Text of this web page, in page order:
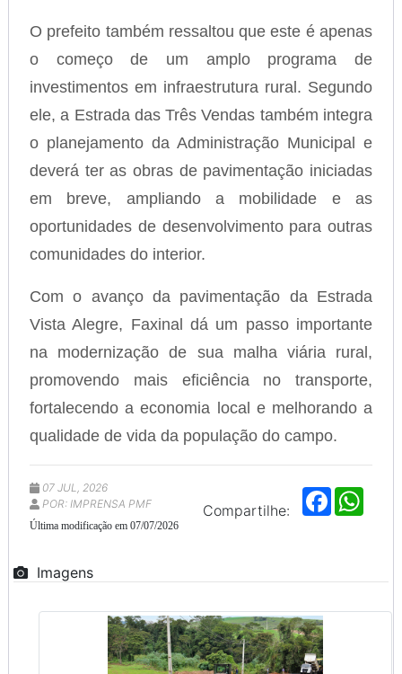
O prefeito também ressaltou que este é apenas
o começo de um amplo programa de
investimentos em infraestrutura rural. Segundo
ele, a Estrada das Três Vendas também integra
o planejamento da Administração Municipal e
deverá ter as obras de pavimentação iniciadas
em breve, ampliando a mobilidade e as
oportunidades de desenvolvimento para outras
comunidades do interior.
Com o avanço da pavimentação da Estrada
Vista Alegre, Faxinal dá um passo importante
na modernização de sua malha viária rural,
promovendo mais eficiência no transporte,
fortalecendo a economia local e melhorando a
qualidade de vida da população do campo.
Compartilhe:
F
a
o
p
07 JUL, 2026
POR: IMPRENSA PMF
Última modificação em 07/07/2026
Imagens